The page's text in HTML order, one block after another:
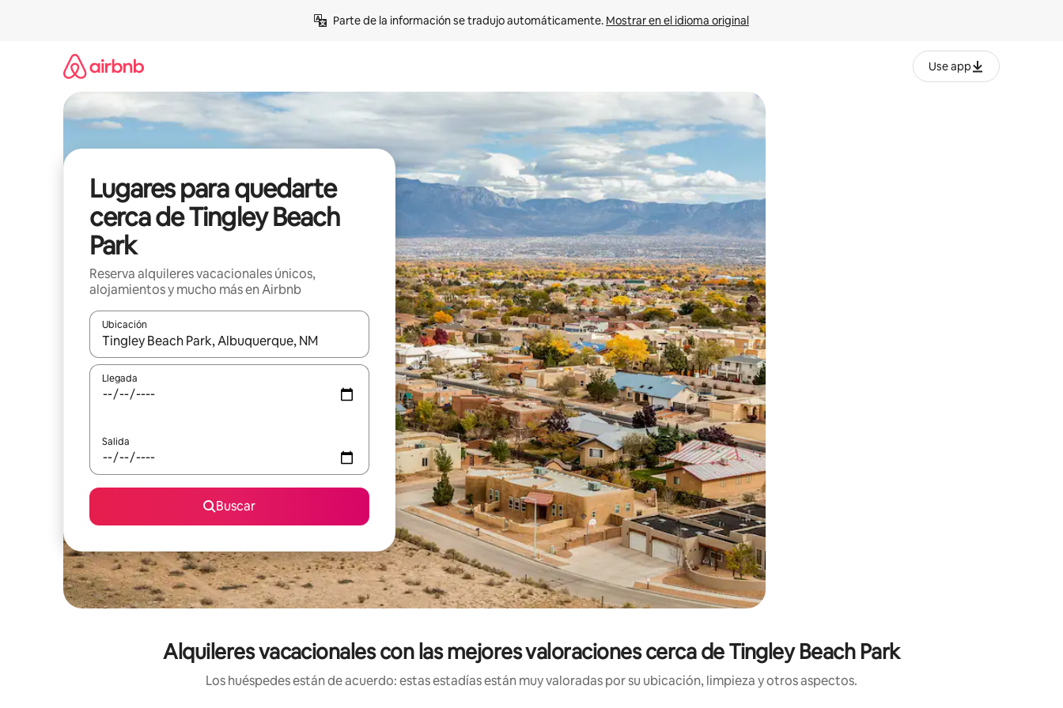
Parte de la información se tradujo automáticamente. Mostrar en el idioma original
Use app
Lugares para quedarte
cerca de Tingley Beach
Park
Reserva alquileres vacacionales únicos,
alojamientos y mucho más en Airbnb
Ubicación
Cuando los resultados estén disponibles, navega con las teclas de flecha hacia arriba y hacia abajo o explora con el tacto o desliza el dedo.
Llegada
Salida
Buscar
Alquileres vacacionales con las mejores valoraciones cerca de Tingley Beach Park
Los huéspedes están de acuerdo: estas estadías están muy valoradas por su ubicación, limpieza y otros aspectos.